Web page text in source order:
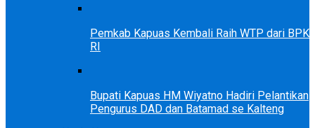
Pemkab Kapuas Kembali Raih WTP dari BPK
RI
Bupati Kapuas HM Wiyatno Hadiri Pelantikan
Pengurus DAD dan Batamad se Kalteng